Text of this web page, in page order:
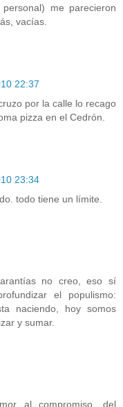
me parecieron
vacías.
22:37
por la calle lo recago
pizza en el Cedrón.
23:34
todo tiene un límite.
no creo, eso sí
el populismo:
naciendo, hoy somos
y sumar.
al compromiso, del